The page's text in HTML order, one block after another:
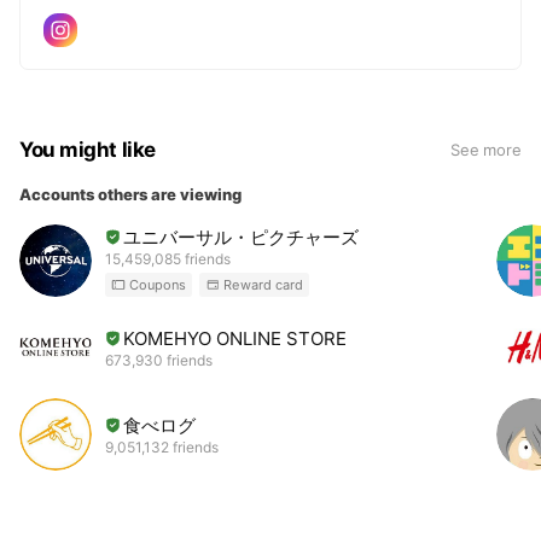
You might like See more
Accounts others are viewing
ユニバーサル・ピクチャーズ
15,459,085 friends
Coupons Reward card
KOMEHYO ONLINE STORE
673,930 friends
食べログ
9,051,132 friends